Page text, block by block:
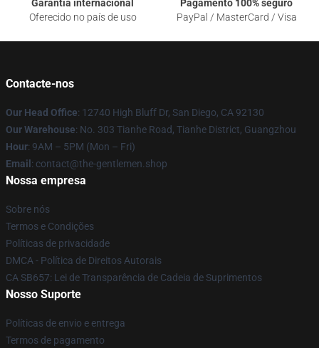
Garantia internacional
Oferecido no país de uso
Pagamento 100% seguro
PayPal / MasterCard / Visa
Contacte-nos
Our Head Office: 12740 High Bluff Dr, San Diego, CA 92130
Our Warehouse: No. 303 Tianhe Road, Tianhe District, Guangzhou
Hour: 9AM – 5PM (Mon – Fri)
Email : contact@the-gentlemen.shop
Nossa empresa
Sobre nós
Termos e Condições
Políticas de privacidade
DMCA - Política de Direitos Autorais
CA SB657: Lei de Transparência de Cadeia de Suprimentos
Nosso Suporte
Políticas de envio e entrega
Termos de pagamento